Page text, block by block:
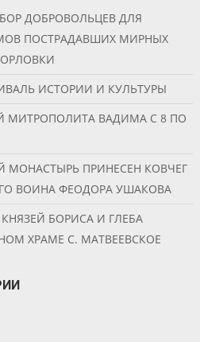
ДОБРОВОЛЬЦЕВ ДЛЯ
ПОСТРАДАВШИХ МИРНЫХ
ИСТОРИИ И КУЛЬТУРЫ
МИТРОПОЛИТА ВАДИМА С 8 ПО
МОНАСТЫРЬ ПРИНЕСЕН КОВЧЕГ
ВОИНА ФЕОДОРА УШАКОВА
БОРИСА И ГЛЕБА
ХРАМЕ С. МАТВЕЕВСКОЕ